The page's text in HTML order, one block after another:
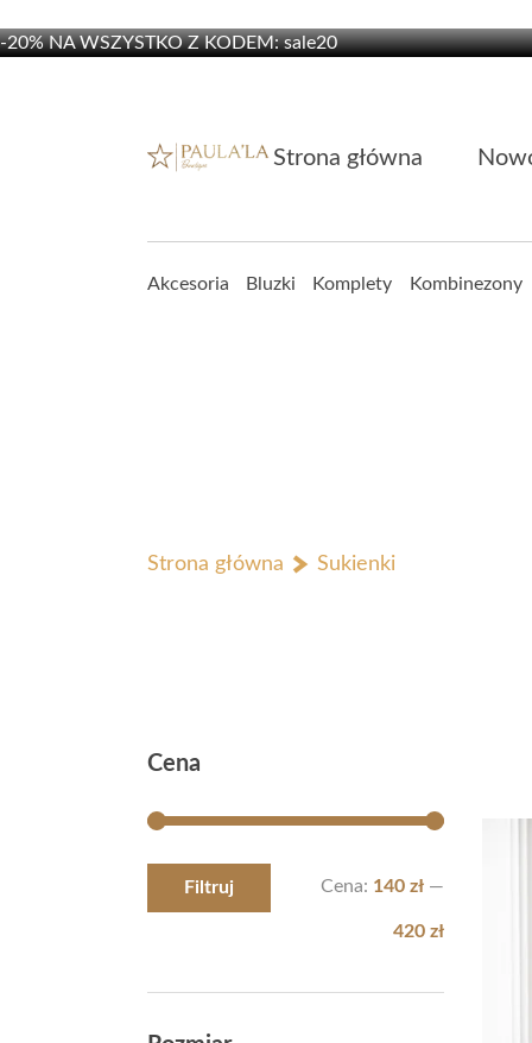
-20% NA WSZYSTKO Z KODEM: sale20
Strona główna
Akcesoria Bluzki Komplety Kombinezony
Strona główna Sukienki
Cena
Filtruj Cena: 140 zł —
420 zł